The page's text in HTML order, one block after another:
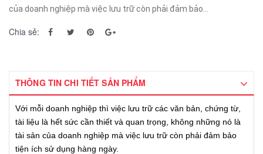
của doanh nghiệp mà việc lưu trữ còn phải đảm bảo...
Chia sẻ:
THÔNG TIN CHI TIẾT SẢN PHẨM
Với mỗi doanh nghiệp thì việc lưu trữ các văn bản, chứng từ,
tài liệu là hết sức cần thiết và quan trọng, không những nó là
tài sản của doanh nghiệp mà việc lưu trữ còn phải đảm bảo
tiện ích sử dụng hàng ngày.